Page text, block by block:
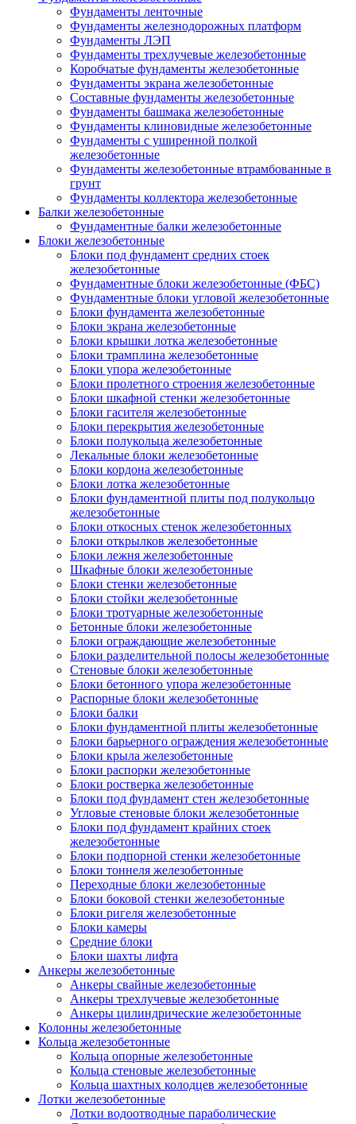
Фундаменты ленточные
Фундаменты железнодорожных платформ
Фундаменты ЛЭП
Фундаменты трехлучевые железобетонные
Коробчатые фундаменты железобетонные
Фундаменты экрана железобетонные
Составные фундаменты железобетонные
Фундаменты башмака железобетонные
Фундаменты клиновидные железобетонные
Фундаменты с уширенной полкой
железобетонные
Фундаменты железобетонные втрамбованные в
грунт
Фундаменты коллектора железобетонные
Балки железобетонные
Фундаментные балки железобетонные
Блоки железобетонные
Блоки под фундамент средних стоек
железобетонные
Фундаментные блоки железобетонные (ФБС)
Фундаментные блоки угловой железобетонные
Блоки фундамента железобетонные
Блоки экрана железобетонные
Блоки крышки лотка железобетонные
Блоки трамплина железобетонные
Блоки упора железобетонные
Блоки пролетного строения железобетонные
Блоки шкафной стенки железобетонные
Блоки гасителя железобетонные
Блоки перекрытия железобетонные
Блоки полукольца железобетонные
Лекальные блоки железобетонные
Блоки кордона железобетонные
Блоки лотка железобетонные
Блоки фундаментной плиты под полукольцо
железобетонные
Блоки откосных стенок железобетонных
Блоки открылков железобетонные
Блоки лежня железобетонные
Шкафные блоки железобетонные
Блоки стенки железобетонные
Блоки стойки железобетонные
Блоки тротуарные железобетонные
Бетонные блоки железобетонные
Блоки ограждающие железобетонные
Блоки разделительной полосы железобетонные
Стеновые блоки железобетонные
Блоки бетонного упора железобетонные
Распорные блоки железобетонные
Блоки балки
Блоки фундаментной плиты железобетонные
Блоки барьерного ограждения железобетонные
Блоки крыла железобетонные
Блоки распорки железобетонные
Блоки ростверка железобетонные
Блоки под фундамент стен железобетонные
Угловые стеновые блоки железобетонные
Блоки под фундамент крайних стоек
железобетонные
Блоки подпорной стенки железобетонные
Блоки тоннеля железобетонные
Переходные блоки железобетонные
Блоки боковой стенки железобетонные
Блоки ригеля железобетонные
Блоки камеры
Средние блоки
Блоки шахты лифта
Анкеры железобетонные
Анкеры свайные железобетонные
Анкеры трехлучевые железобетонные
Анкеры цилиндрические железобетонные
Колонны железобетонные
Кольца железобетонные
Кольца опорные железобетонные
Кольца стеновые железобетонные
Кольца шахтных колодцев железобетонные
Лотки железобетонные
Лотки водоотводные параболические